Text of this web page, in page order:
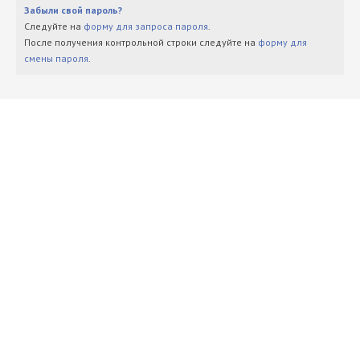
Забыли свой пароль?
Следуйте на форму для запроса пароля.
После получения контрольной строки следуйте на форму для
смены пароля.